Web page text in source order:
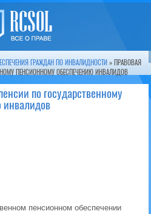
ГРАЖДАН ПО ИНВАЛИДНОСТИ » ПРАВОВАЯ
ПЕНСИОННОМУ ОБЕСПЕЧЕНИЮ ИНВАЛИДОВ
по государственному
инвалидов
пенсионном обеспечении